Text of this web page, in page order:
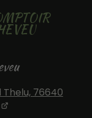
Thelu, 76640